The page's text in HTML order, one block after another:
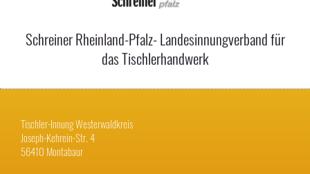
Schreiner Rheinland-Pfalz- Landesinnungverband für
das Tischlerhandwerk
Tischler-Innung Westerwaldkreis
Joseph-Kehrein-Str. 4
56410 Montabaur